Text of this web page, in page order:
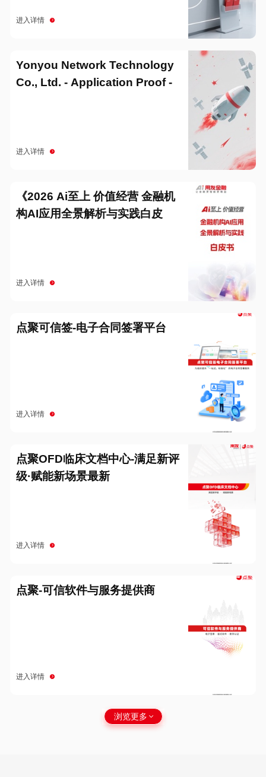
进入详情
Yonyou Network Technology
Co., Ltd. - Application Proof -
进入详情
《2026 Ai至上 价值经营 金融机
构AI应用全景解析与实践白皮
进入详情
点聚可信签-电子合同签署平台
进入详情
点聚OFD临床文档中心-满足新评
级·赋能新场景最新
进入详情
点聚-可信软件与服务提供商
进入详情
浏览更多